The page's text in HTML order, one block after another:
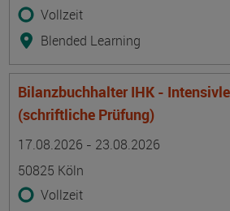
Vollzeit
Blended Learning
Bilanzbuchhalter IHK -
(schriftliche Prüfung)
17.08.2026 - 23.08.2026
50825 Köln
Vollzeit